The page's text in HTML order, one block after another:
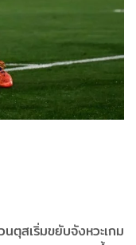
ตุสเริ่มขยับจังหวะเกม